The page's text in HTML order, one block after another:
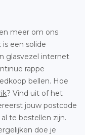
meer om ons
een solide
glasvezel internet
rappe
bellen. Hoe
? Vind uit of het
jouw postcode
te bestellen zijn.
doe je